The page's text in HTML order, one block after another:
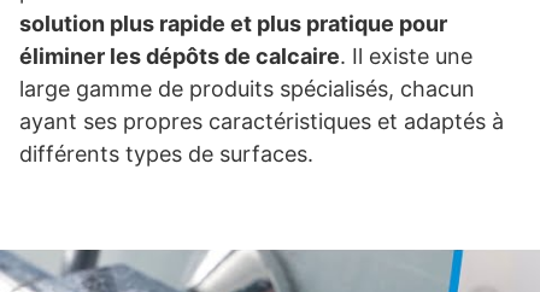
solution plus rapide et plus pratique pour
éliminer les dépôts de calcaire. Il existe une
large gamme de produits spécialisés, chacun
ayant ses propres caractéristiques et adaptés à
différents types de surfaces.